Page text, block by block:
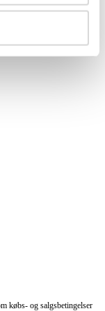
købs- og salgsbetingelser